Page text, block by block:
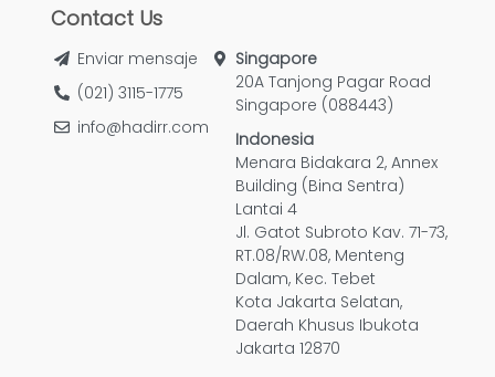
Contact Us
Enviar mensaje
(021) 3115-1775
info@hadirr.com
Singapore
20A Tanjong Pagar Road
Singapore (088443)
Indonesia
Menara Bidakara 2, Annex
Building (Bina Sentra)
Lantai 4
Jl. Gatot Subroto Kav. 71-73,
RT.08/RW.08, Menteng
Dalam, Kec. Tebet
Kota Jakarta Selatan,
Daerah Khusus Ibukota
Jakarta 12870